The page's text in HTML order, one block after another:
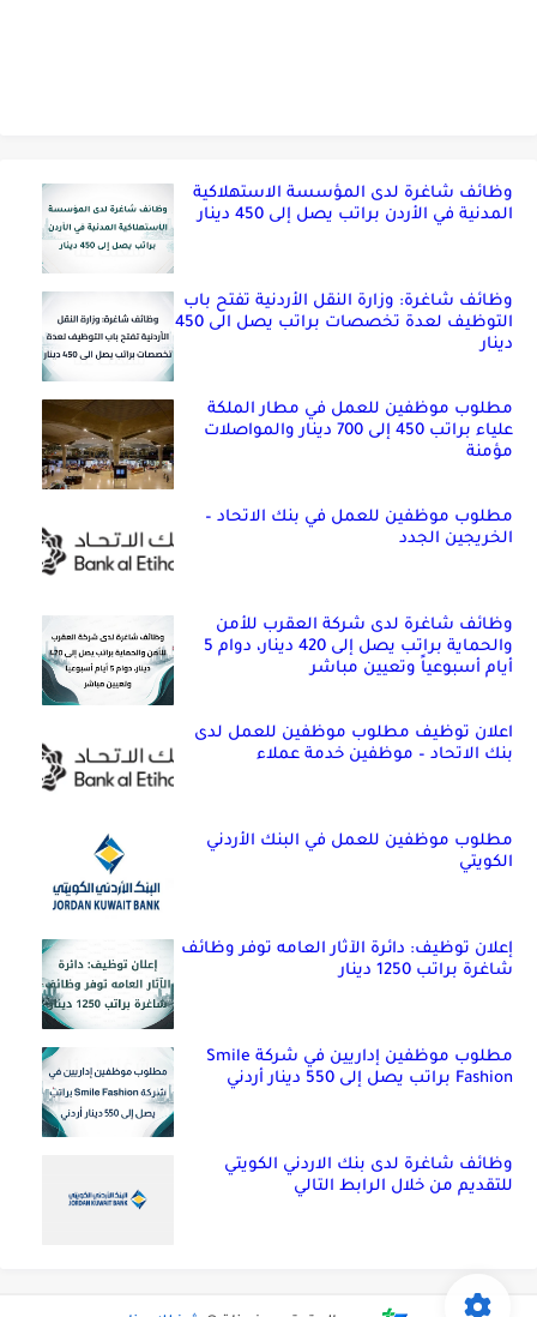
وظائف شاغرة لدى المؤسسة الاستهلاكية
المدنية في الأردن براتب يصل إلى 450 دينار
وظائف شاغرة: وزارة النقل الأردنية تفتح باب
التوظيف لعدة تخصصات براتب يصل الى 450
دينار
مطلوب موظفين للعمل في مطار الملكة
علياء براتب 450 إلى 700 دينار والمواصلات
مؤمنة
مطلوب موظفين للعمل في بنك الاتحاد –
الخريجين الجدد
وظائف شاغرة لدى شركة العقرب للأمن
والحماية براتب يصل إلى 420 دينار، دوام 5
أيام أسبوعياً وتعيين مباشر
اعلان توظيف مطلوب موظفين للعمل لدى
بنك الاتحاد – موظفين خدمة عملاء
مطلوب موظفين للعمل في البنك الأردني
الكويتي
إعلان توظيف: دائرة الآثار العامه توفر وظائف
شاغرة براتب 1250 دينار
مطلوب موظفين إداريين في شركة Smile
Fashion براتب يصل إلى 550 دينار أردني
وظائف شاغرة لدى بنك الاردني الكويتي
للتقديم من خلال الرابط التالي